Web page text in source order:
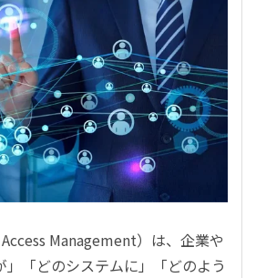
Management）は、企業や
「どのシステムに」「どのよう